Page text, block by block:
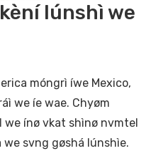
lúnshì we
móngrì íwe Mexico,
we íe wae. Chyøm
ínø vkat shìnø nvmtel
svng gøshá lúnshìe.